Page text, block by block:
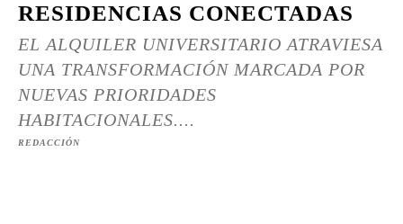
RESIDENCIAS CONECTADAS
EL ALQUILER UNIVERSITARIO ATRAVIESA
UNA TRANSFORMACIÓN MARCADA POR
NUEVAS PRIORIDADES
HABITACIONALES....
REDACCIÓN